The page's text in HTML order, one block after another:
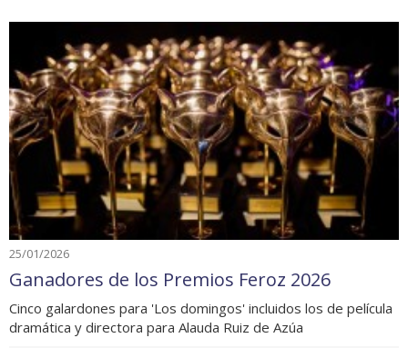
25/01/2026
Ganadores de los Premios Feroz 2026
Cinco galardones para 'Los domingos' incluidos los de película
dramática y directora para Alauda Ruiz de Azúa